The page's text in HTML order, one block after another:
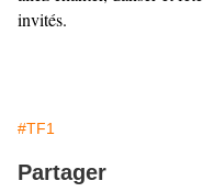
invités.
#TF1
Partager